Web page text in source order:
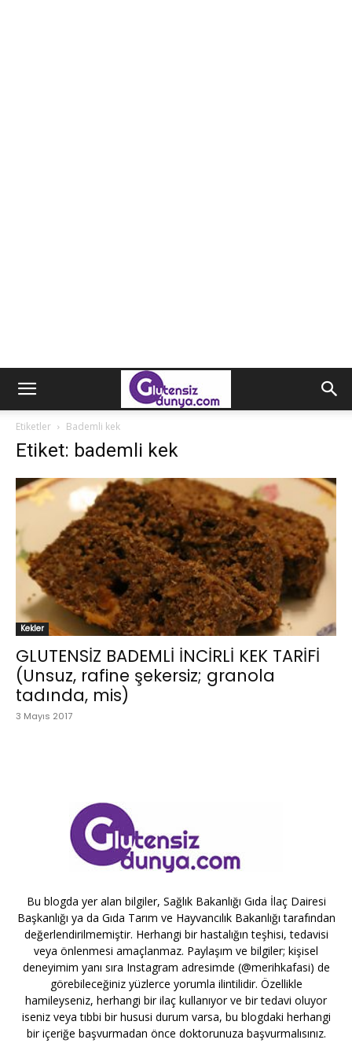
Etiketler Bademli kek
Etiket: bademli kek
Kekler
GLUTENSİZ BADEMLİ İNCİRLİ KEK TARİFİ
(Unsuz, rafine şekersiz; granola
tadında, mis)
3 Mayıs 2017
Bu blogda yer alan bilgiler, Sağlık Bakanlığı Gıda İlaç Dairesi
Başkanlığı ya da Gıda Tarım ve Hayvancılık Bakanlığı tarafından
değerlendirilmemiştir. Herhangi bir hastalığın teşhisi, tedavisi
veya önlenmesi amaçlanmaz. Paylaşım ve bilgiler; kişisel
deneyimim yanı sıra Instagram adresimde (@merihkafasi) de
görebileceğiniz yüzlerce yorumla ilintilidir. Özellikle
hamileyseniz, herhangi bir ilaç kullanıyor ve bir tedavi oluyor
iseniz veya tıbbi bir hususi durum varsa, bu blogdaki herhangi
bir içeriğe başvurmadan önce doktorunuza başvurmalısınız.